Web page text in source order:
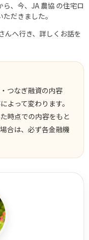
、今、JA 農協 の住宅ロ
だきました。
んへ行き、詳しくお話を
つなぎ融資の内容
よって変わります。
時点での内容をもと
合は、必ず各金融機